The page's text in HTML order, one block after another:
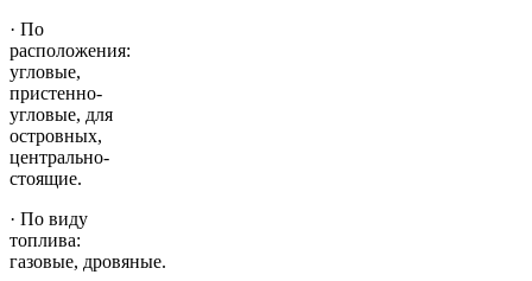
· По
расположения:
угловые,
пристенно-
угловые, для
островных,
центрально-
стоящие.
· По виду
топлива:
газовые, дровяные.